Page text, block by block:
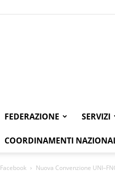
FEDERAZIONE SERVIZI
COORDINAMENTI
Facebook Nuova Convenzione